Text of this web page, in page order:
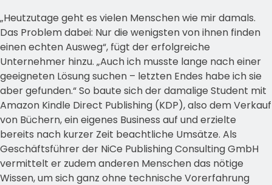
„Heutzutage geht es vielen Menschen wie mir damals.
Das Problem dabei: Nur die wenigsten von ihnen finden
einen echten Ausweg“, fügt der erfolgreiche
Unternehmer hinzu. „Auch ich musste lange nach einer
geeigneten Lösung suchen – letzten Endes habe ich sie
aber gefunden.“ So baute sich der damalige Student mit
Amazon Kindle Direct Publishing (KDP), also dem Verkauf
von Büchern, ein eigenes Business auf und erzielte
bereits nach kurzer Zeit beachtliche Umsätze. Als
Geschäftsführer der NiCe Publishing Consulting GmbH
vermittelt er zudem anderen Menschen das nötige
Wissen, um sich ganz ohne technische Vorerfahrung